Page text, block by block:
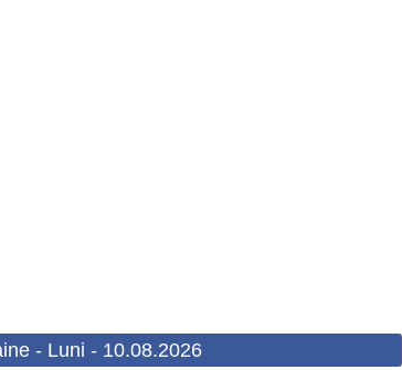
- Luni - 10.08.2026